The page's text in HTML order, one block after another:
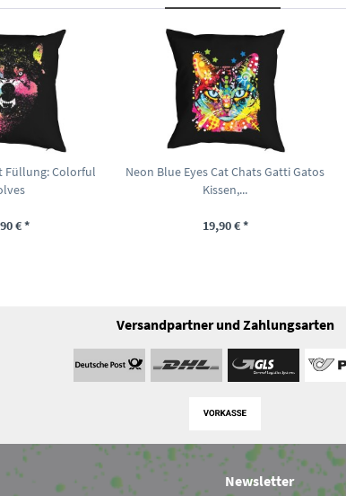
Füllung: Colorful
€ *
Neon Blue Eyes Cat Chats Gatti Gatos
Kissen,...
19,90 € *
Versandpartner und Zahlungsarten
Newsletter